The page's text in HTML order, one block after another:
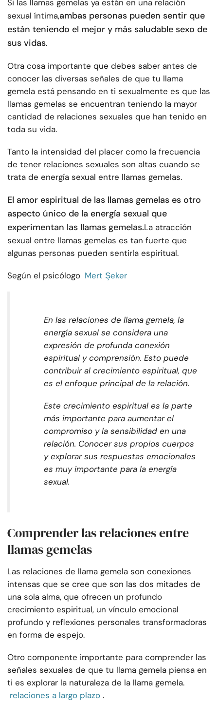
Si las llamas gemelas ya están en una relación
sexual íntima,ambas personas pueden sentir que
están teniendo el mejor y más saludable sexo de
sus vidas.
Otra cosa importante que debes saber antes de
conocer las diversas señales de que tu llama
gemela está pensando en ti sexualmente es que las
llamas gemelas se encuentran teniendo la mayor
cantidad de relaciones sexuales que han tenido en
toda su vida.
Tanto la intensidad del placer como la frecuencia
de tener relaciones sexuales son altas cuando se
trata de energía sexual entre llamas gemelas.
El amor espiritual de las llamas gemelas es otro
aspecto único de la energía sexual que
experimentan las llamas gemelas.La atracción
sexual entre llamas gemelas es tan fuerte que
algunas personas pueden sentirla espiritual.
Según el psicólogo Mert Şeker
En las relaciones de llama gemela, la
energía sexual se considera una
expresión de profunda conexión
espiritual y comprensión. Esto puede
contribuir al crecimiento espiritual, que
es el enfoque principal de la relación.
Este crecimiento espiritual es la parte
más importante para aumentar el
compromiso y la sensibilidad en una
relación. Conocer sus propios cuerpos
y explorar sus respuestas emocionales
es muy importante para la energía
sexual.
Comprender las relaciones entre
llamas gemelas
Las relaciones de llama gemela son conexiones
intensas que se cree que son las dos mitades de
una sola alma, que ofrecen un profundo
crecimiento espiritual, un vínculo emocional
profundo y reflexiones personales transformadoras
en forma de espejo.
Otro componente importante para comprender las
señales sexuales de que tu llama gemela piensa en
ti es explorar la naturaleza de la llama gemela.
relaciones a largo plazo .